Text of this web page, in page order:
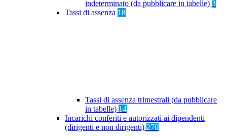
indeterminato (da pubblicare in tabelle) 3
Tassi di assenza 18
Tassi di assenza trimestrali (da pubblicare
in tabelle) 14
Incarichi conferiti e autorizzati ai dipendenti
(dirigenti e non dirigenti) 270